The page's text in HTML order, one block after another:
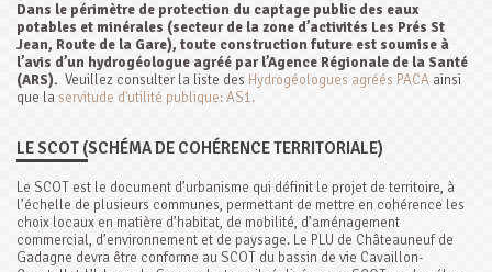
Dans le périmètre de protection du captage public des eaux
potables et minérales (secteur de la zone d’activités Les Prés St
Jean, Route de la Gare), toute construction future est soumise à
l’avis d’un hydrogéologue agréé par l’Agence Régionale de la Santé
(ARS). Veuillez consulter la liste des Hydrogéologues agréés PACA ainsi
que la servitude d'utilité publique: AS1.
LE SCOT (SCHÉMA DE COHÉRENCE TERRITORIALE)
Le SCOT est le document d’urbanisme qui définit le projet de territoire, à
l’échelle de plusieurs communes, permettant de mettre en cohérence les
choix locaux en matière d’habitat, de mobilité, d’aménagement
commercial, d’environnement et de paysage. Le PLU de Châteauneuf de
Gadagne devra être conforme au SCOT du bassin de vie Cavaillon-